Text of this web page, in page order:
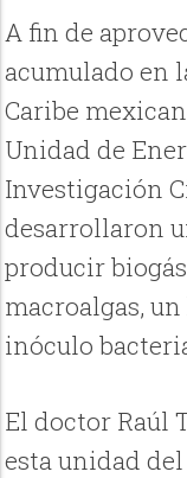
A fin de
acumulado en
Caribe
Unidad de
Investigación
desarrollaron
producir
macroalgas,
inóculo
El doctor Raúl
esta unidad del